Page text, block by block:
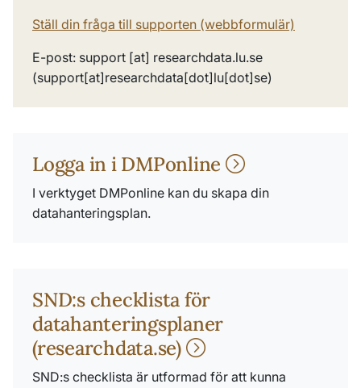
Ställ din fråga till supporten (webbformulär)
E-post: support [at] researchdata.lu.se
(support[at]researchdata[dot]lu[dot]se)
Logga in i DMPonline
I verktyget DMPonline kan du skapa din
datahanteringsplan.
SND:s checklista för
datahanteringsplaner
(researchdata.se)
SND:s checklista är utformad för att kunna